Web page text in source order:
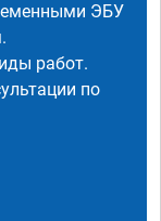
ЭБУ
работ.
по